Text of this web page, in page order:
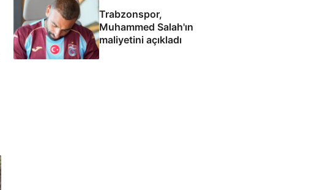
Trabzonspor,
Muhammed Salah'ın
maliyetini açıkladı